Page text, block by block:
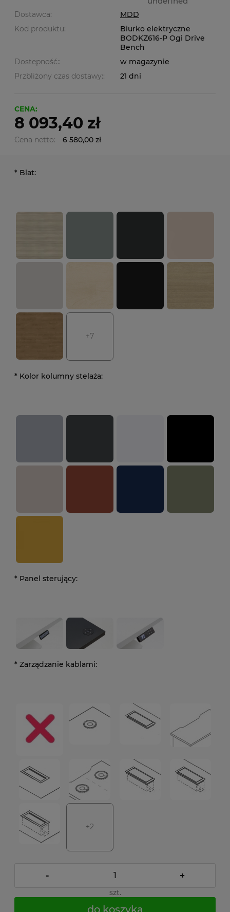
Dostawca:
MDD
Kod produktu:
Biurko elektryczne
BODKZ616-P Ogi Drive
Bench
Dostepność::
w magazynie
Przbliżony czas dostawy::
21 dni
CENA:
8 093,40 zł
Cena netto: 6 580,00 zł
* Blat:
+7
* Kolor kolumny stelaża:
* Panel sterujący:
* Zarządzanie kablami:
+2
- +
szt.
do koszyka